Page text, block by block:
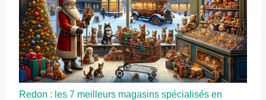
Redon : les 7 meilleurs magasins spécialisés en